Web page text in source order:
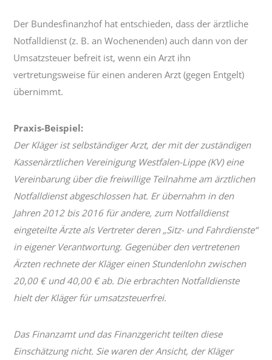
Der Bundesfinanzhof hat entschieden, dass der ärztliche
Notfalldienst (z. B. an Wochenenden) auch dann von der
Umsatzsteuer befreit ist, wenn ein Arzt ihn
vertretungsweise für einen anderen Arzt (gegen Entgelt)
übernimmt.
Praxis-Beispiel:
Der Kläger ist selbständiger Arzt, der mit der zuständigen
Kassenärztlichen Vereinigung Westfalen-Lippe (KV) eine
Vereinbarung über die freiwillige Teilnahme am ärztlichen
Notfalldienst abgeschlossen hat. Er übernahm in den
Jahren 2012 bis 2016 für andere, zum Notfalldienst
eingeteilte Ärzte als Vertreter deren „Sitz- und Fahrdienste“
in eigener Verantwortung. Gegenüber den vertretenen
Ärzten rechnete der Kläger einen Stundenlohn zwischen
20,00 € und 40,00 € ab. Die erbrachten Notfalldienste
hielt der Kläger für umsatzsteuerfrei.
Das Finanzamt und das Finanzgericht teilten diese
Einschätzung nicht. Sie waren der Ansicht, der Kläger